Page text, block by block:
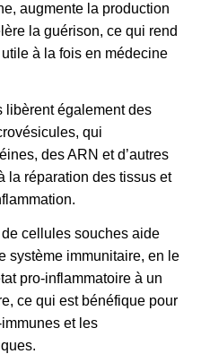
augmente la production
la guérison, ce qui rend
à la fois en médecine
libèrent également des
qui
des ARN et d’autres
la réparation des tissus et
cellules souches aide
système immunitaire, en le
pro-inflammatoire à un
ce qui est bénéfique pour
et les